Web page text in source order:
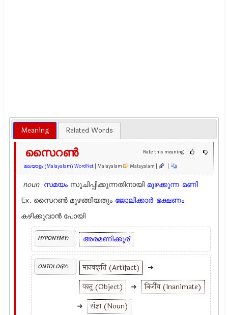
Meaning Related Words
Rate this meaning
സൈറണ്‍
മലയാളം (Malayalam) WordNet | Malayalam Malayalam | |
noun സമയം സൂചിപ്പിക്കുന്നതിനായി മുഴക്കുന്ന മണി
Ex. സൈറണ്‍ മുഴങ്ങിയതും ജോലിക്കാര്‍ ഭക്ഷണം
കഴിക്കുവാന്‍ പോയി
HYPONYMY: അരമണിക്കൂര്
ONTOLOGY: मानवकृति (Artifact)
➜
वस्तु (Object)
➜
निर्जीव (Inanimate)
➜
संज्ञा (Noun)